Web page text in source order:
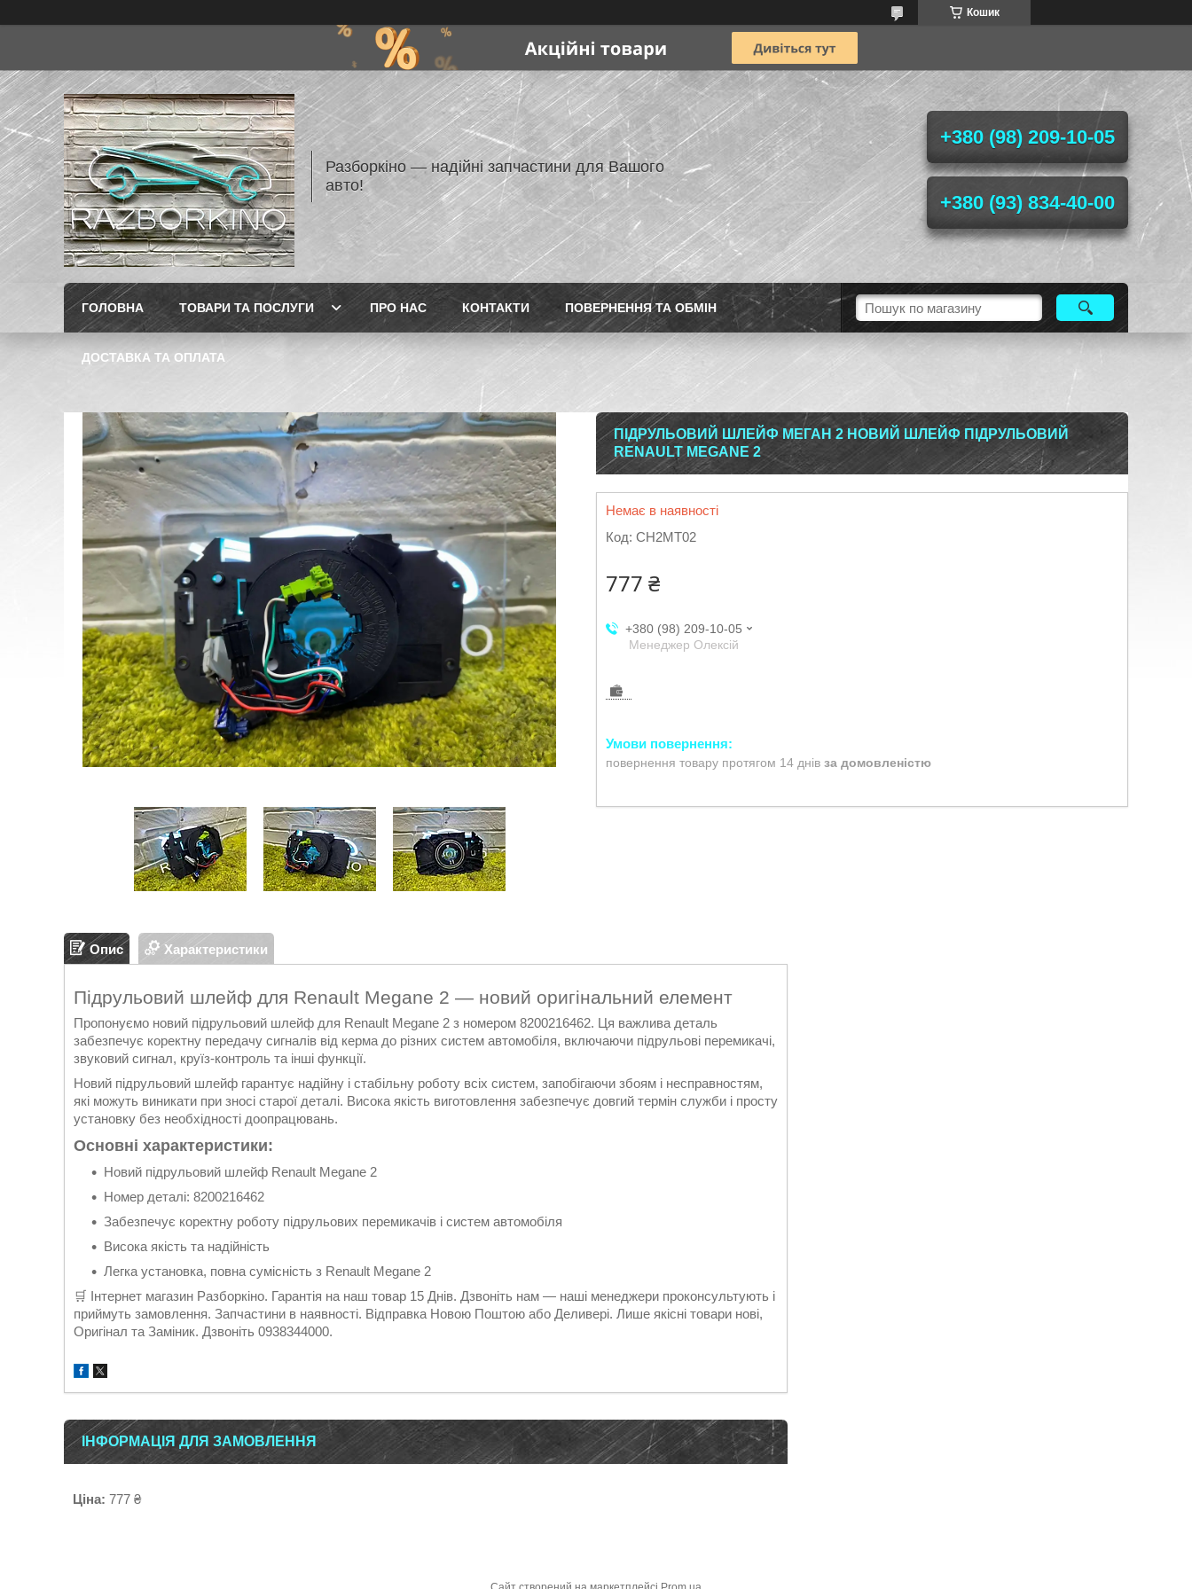
Кошик
Разборкіно — надійні запчастини для Вашого
авто!
+380 (98) 209-10-05
+380 (93) 834-40-00
ГОЛОВНА ТОВАРИ ТА ПОСЛУГИ ПРО НАС КОНТАКТИ ПОВЕРНЕННЯ ТА ОБМІН
ДОСТАВКА ТА ОПЛАТА
ПІДРУЛЬОВИЙ ШЛЕЙФ МЕГАН 2 НОВИЙ ШЛЕЙФ ПІДРУЛЬОВИЙ
RENAULT MEGANE 2
Немає в наявності
Код: CH2MT02
777 ₴
+380 (98) 209-10-05
Менеджер Олексій
повернення товару протягом 14 днів за домовленістю
Опис Характеристики
Підрульовий шлейф для Renault Megane 2 — новий оригінальний елемент
Пропонуємо новий підрульовий шлейф для Renault Megane 2 з номером 8200216462. Ця важлива деталь
забезпечує коректну передачу сигналів від керма до різних систем автомобіля, включаючи підрульові перемикачі,
звуковий сигнал, круїз-контроль та інші функції.
Новий підрульовий шлейф гарантує надійну і стабільну роботу всіх систем, запобігаючи збоям і несправностям,
які можуть виникати при зносі старої деталі. Висока якість виготовлення забезпечує довгий термін служби і просту
установку без необхідності доопрацювань.
Основні характеристики:
Новий підрульовий шлейф Renault Megane 2
Номер деталі: 8200216462
Забезпечує коректну роботу підрульових перемикачів і систем автомобіля
Висока якість та надійність
Легка установка, повна сумісність з Renault Megane 2
🛒 Інтернет магазин Разборкіно. Гарантія на наш товар 15 Днів. Дзвоніть нам — наші менеджери проконсультують і
приймуть замовлення. Запчастини в наявності. Відправка Новою Поштою або Деливері. Лише якісні товари нові,
Оригінал та Заміник. Дзвоніть 0938344000.
ІНФОРМАЦІЯ ДЛЯ ЗАМОВЛЕННЯ
Ціна: 777 ₴